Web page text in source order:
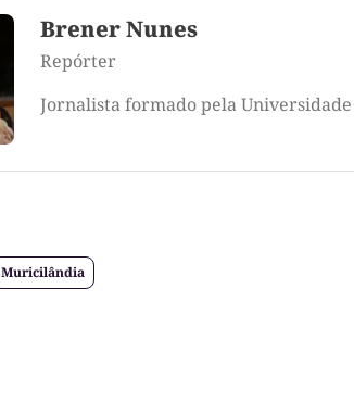
Brener Nunes
Repórter
Jornalista formado pela
Muricilândia